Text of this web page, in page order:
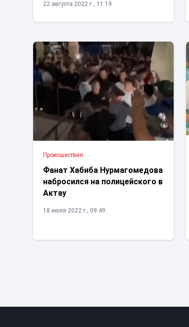
22 августа 2022 г., 11:19
Проиcшествия
Фанат Хабиба Нурмагомедова
набросился на полицейского в
Актау
18 июля 2022 г., 09:49